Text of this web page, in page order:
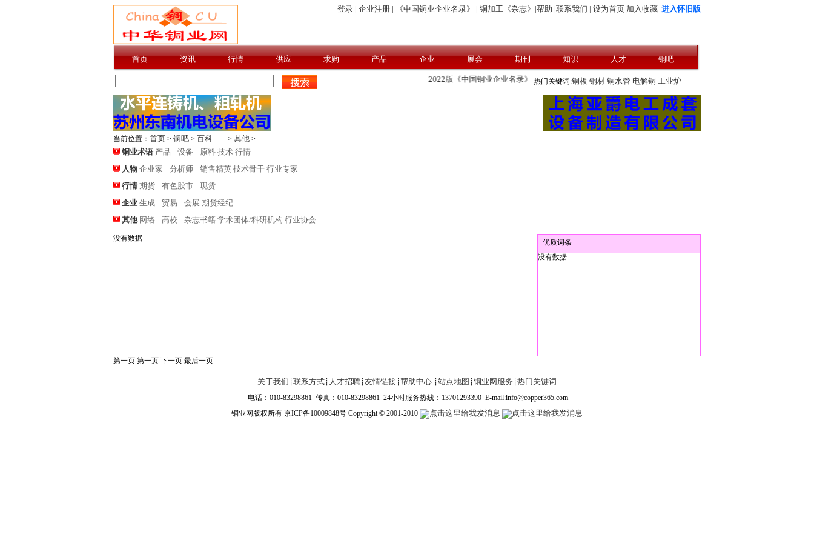
登录 | 企业注册 | 《中国铜业企业名录》 | 铜加工《杂志》|帮助 |联系我们 | 设为首页 加入收藏 进入怀旧版
首页 资讯 行情 供应 求购 产品 企业 展会 期刊 知识 人才 铜吧
2022版《中国铜业企业名录》广告火热征集中......版面有限,先到先得
热门关键词:铜板 铜材 铜水管 电解铜 工业炉
当前位置： 首页 > 铜吧 > 百科 > 其他 >
铜业术语 产品 设备 原料 技术 行情
人物 企业家 分析师 销售精英 技术骨干 行业专家
行情 期货 有色股市
现货
企业 生成 贸易 会展 期货经纪
其他 网络 高校 杂志书籍 学术团体/科研机构 行业协会
没有数据
优质词条
没有数据
第一页 第一页 下一页 最后一页
关于我们 ┊ 联系方式 ┊ 人才招聘 ┊ 友情链接 ┊ 帮助中心 ┊ 站点地图 ┊ 铜业网服务 ┊ 热门关键词
电话：010-83298861 传真：010-83298861 24小时服务热线：13701293390 E-mail:info@copper365.com
铜业网版权所有 京ICP备10009848号 Copyright © 2001-2010